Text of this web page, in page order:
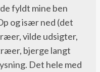
fyldt mine ben
og især ned (det
vilde udsigter,
bjerge langt
Det hele med